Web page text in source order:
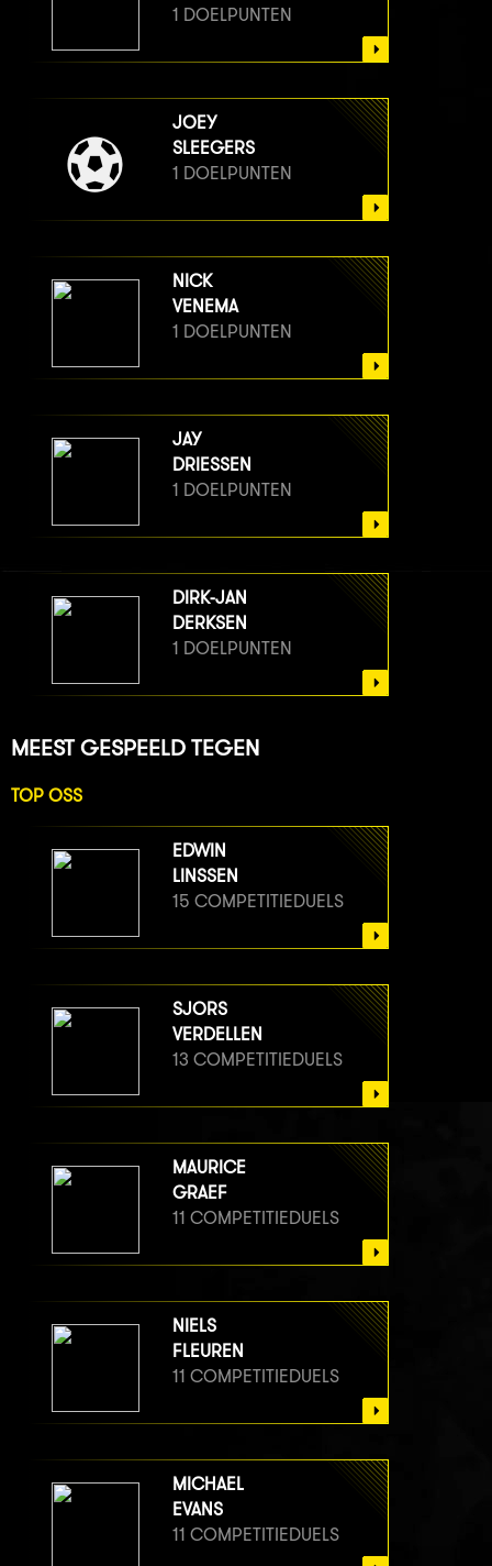
1 DOELPUNTEN
JOEY
SLEEGERS
1 DOELPUNTEN
NICK
VENEMA
1 DOELPUNTEN
JAY
DRIESSEN
1 DOELPUNTEN
DIRK-JAN
DERKSEN
1 DOELPUNTEN
MEEST GESPEELD TEGEN
TOP OSS
EDWIN
LINSSEN
15 COMPETITIEDUELS
SJORS
VERDELLEN
13 COMPETITIEDUELS
MAURICE
GRAEF
11 COMPETITIEDUELS
NIELS
FLEUREN
11 COMPETITIEDUELS
MICHAEL
EVANS
11 COMPETITIEDUELS